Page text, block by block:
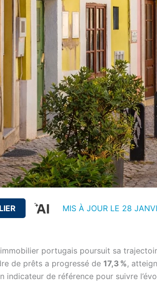
MIS À JOUR LE 28
portugais poursuit sa
de prêts a progressé de 17,3 %,
indicateur de référence pour suivre